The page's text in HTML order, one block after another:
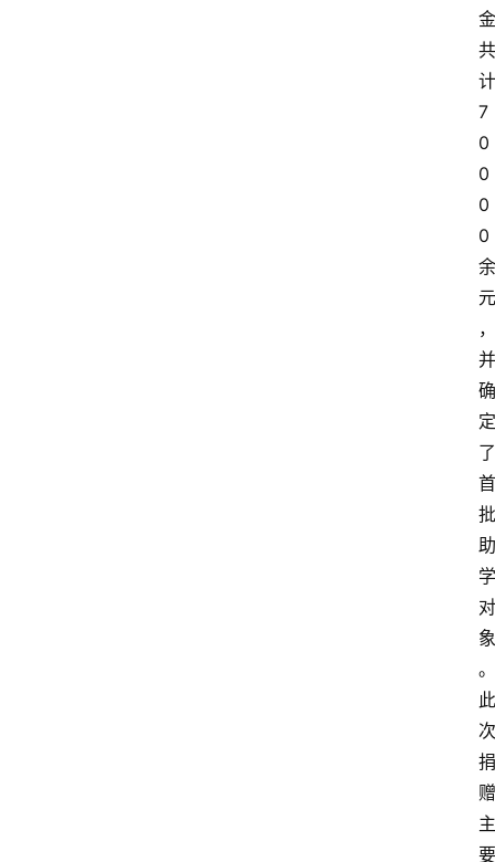
金
共
计
7
0
0
0
0
余
元
，
并
确
定
了
首
批
助
学
对
象
。
此
次
捐
赠
主
要